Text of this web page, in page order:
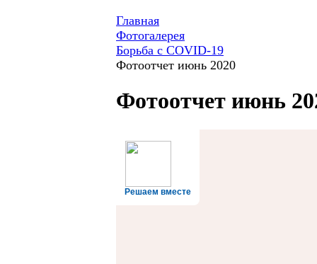
Главная
Фотогалерея
Борьба с COVID-19
Фотоотчет июнь 2020
Фотоотчет июнь
Решаем вместе